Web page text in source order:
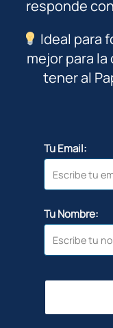
responde
Ideal para
mejor para
tener al
Tu Email:
Tu Nombre: